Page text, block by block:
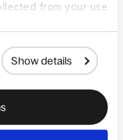
from your use
Show details